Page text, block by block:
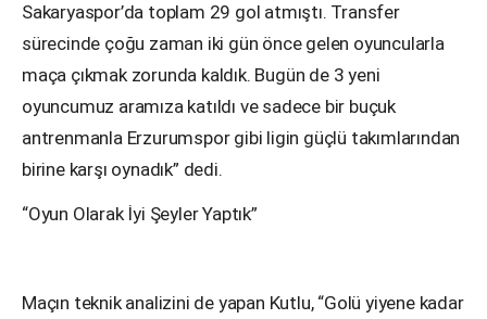
Sakaryaspor’da toplam 29 gol atmıştı. Transfer
sürecinde çoğu zaman iki gün önce gelen oyuncularla
maça çıkmak zorunda kaldık. Bugün de 3 yeni
oyuncumuz aramıza katıldı ve sadece bir buçuk
antrenmanla Erzurumspor gibi ligin güçlü takımlarından
birine karşı oynadık” dedi.
“Oyun Olarak İyi Şeyler Yaptık”
Maçın teknik analizini de yapan Kutlu, “Golü yiyene kadar